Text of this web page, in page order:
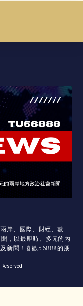
岸、國際、財經、數
，以最即時、多元的內
新聞！喜歡56888的朋